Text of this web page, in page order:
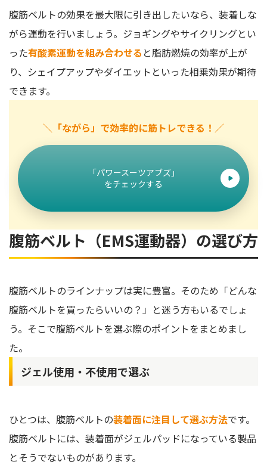
腹筋ベルトの効果を最大限に引き出したいなら、装着しな
がら運動を行いましょう。ジョギングやサイクリングとい
った有酸素運動を組み合わせる と脂肪燃焼の効率が上が
り、シェイプアップやダイエットといった相乗効果が期待
できます。
＼「ながら」で効率的に筋トレできる！／
「パワースーツアブズ」
をチェックする
腹筋ベルト（EMS運動器）の選び方
腹筋ベルトのラインナップは実に豊富。そのため「どんな
腹筋ベルトを買ったらいいの？」と迷う方もいるでしょ
う。そこで腹筋ベルトを選ぶ際のポイントをまとめまし
た。
ジェル使用・不使用で選ぶ
ひとつは、腹筋ベルトの装着面に注目して選ぶ方法です。
腹筋ベルトには、装着面がジェルパッドになっている製品
とそうでないものがあります。